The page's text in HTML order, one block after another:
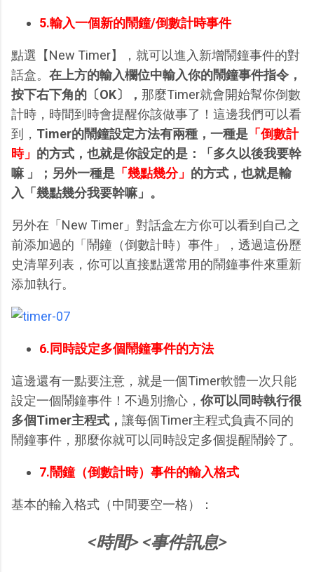
5.輸入一個新的鬧鐘/倒數計時事件
點選【New Timer】，就可以進入新增鬧鐘事件的對
話盒。 在上方的輸入欄位中輸入你的鬧鐘事件指令，
按下右下角的〔OK〕， 那麼Timer就會開始幫你倒數
計時，時間到時會提醒你該做事了！這邊我們可以看
到， Timer的鬧鐘設定方法有兩種，一種是 「倒數計
時」 的方式，也就是你設定的是：「多久以後我要幹
嘛 」；另外一種是 「幾點幾分」 的方式，也就是輸
入「幾點幾分我要幹嘛」。
另外在「New Timer」對話盒左方你可以看到自己之
前添加過的「鬧鐘（倒數計時）事件」，透過這份歷
史清單列表，你可以直接點選常用的鬧鐘事件來重新
添加執行。
6.同時設定多個鬧鐘事件的方法
這邊還有一點要注意，就是一個Timer軟體一次只能
設定一個鬧鐘事件！不過別擔心， 你可以同時執行很
多個Timer主程式， 讓每個Timer主程式負責不同的
鬧鐘事件，那麼你就可以同時設定多個提醒鬧鈴了。
7.鬧鐘（倒數計時）事件的輸入格式
基本的輸入格式（中間要空一格）：
<時間> <事件訊息>